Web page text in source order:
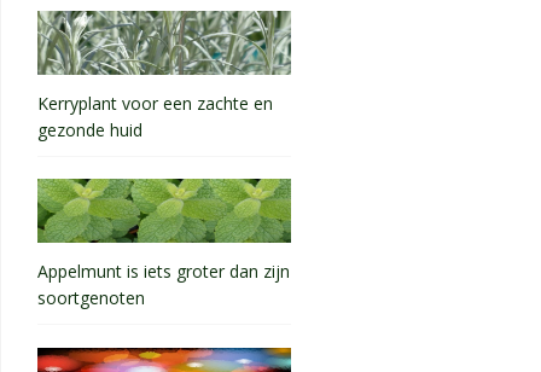
Kerryplant voor een zachte en
gezonde huid
Appelmunt is iets groter dan zijn
soortgenoten